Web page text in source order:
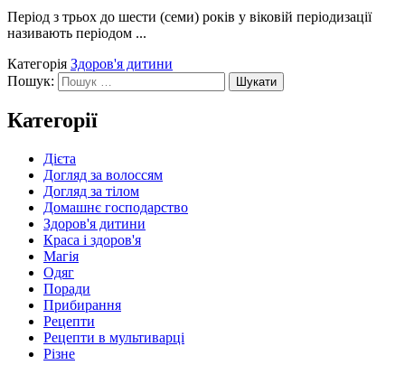
Період з трьох до шести (семи) років у віковій періодизації
називають періодом ...
Категорія Здоров'я дитини
Пошук:
Категорії
Дієта
Догляд за волоссям
Догляд за тілом
Домашнє господарство
Здоров'я дитини
Краса і здоров'я
Магія
Одяг
Поради
Прибирання
Рецепти
Рецепти в мультиварці
Різне